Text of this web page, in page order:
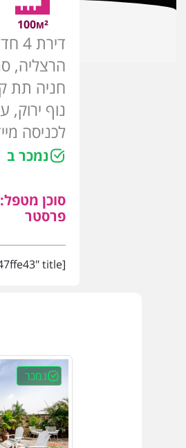
100м²
הרצליה,
חניה תת
נוף
לכניסה
נמכר ב
סוכן
פרסטר
[contact-form-7 id="47ffe43" title="טופס נכס"]
נמכר